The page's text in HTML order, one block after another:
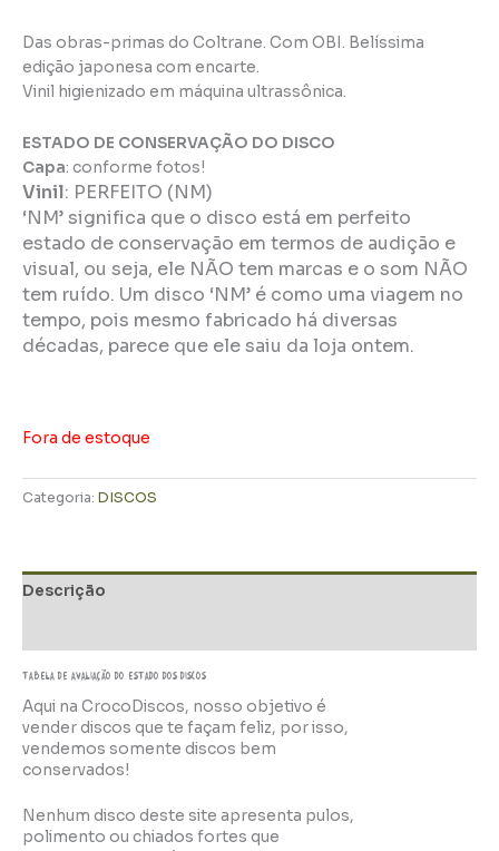
Das obras-primas do Coltrane. Com OBI. Belíssima
edição japonesa com encarte.
Vinil higienizado em máquina ultrassônica.
ESTADO DE CONSERVAÇÃO DO DISCO
Capa: conforme fotos!
Vinil: PERFEITO (NM)
‘NM’ significa que o disco está em perfeito
estado de conservação em termos de audição e
visual, ou seja, ele NÃO tem marcas e o som NÃO
tem ruído. Um disco ‘NM’ é como uma viagem no
tempo, pois mesmo fabricado há diversas
décadas, parece que ele saiu da loja ontem.
Fora de estoque
Categoria: DISCOS
Descrição
TABELA DE AVALIAÇÃo do estado dos discos
Aqui na CrocoDiscos, nosso objetivo é
vender discos que te façam feliz, por isso,
vendemos somente discos bem
conservados!
Nenhum disco deste site apresenta pulos,
polimento ou chiados fortes que